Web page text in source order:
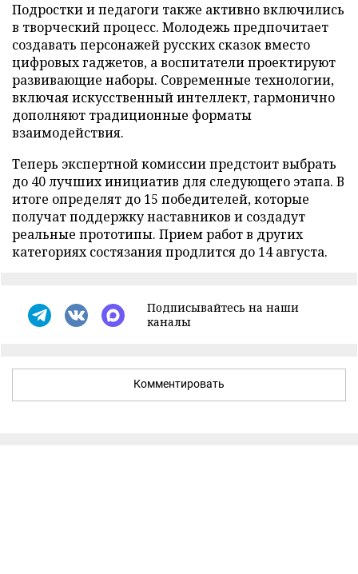
Подростки и педагоги также активно включились
в творческий процесс. Молодежь предпочитает
создавать персонажей русских сказок вместо
цифровых гаджетов, а воспитатели проектируют
развивающие наборы. Современные технологии,
включая искусственный интеллект, гармонично
дополняют традиционные форматы
взаимодействия.
Теперь экспертной комиссии предстоит выбрать
до 40 лучших инициатив для следующего этапа. В
итоге определят до 15 победителей, которые
получат поддержку наставников и создадут
реальные прототипы. Прием работ в других
категориях состязания продлится до 14 августа.
Подписывайтесь на наши
каналы
Комментировать